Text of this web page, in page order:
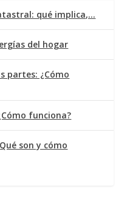
qué implica,…
del hogar
partes: ¿Cómo
funciona?
son y cómo